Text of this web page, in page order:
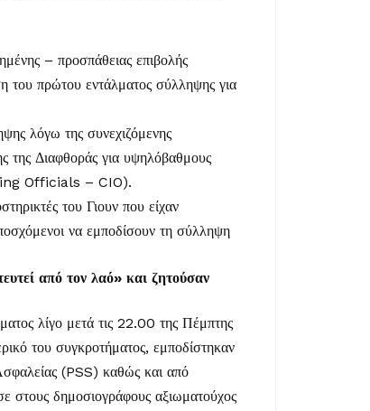
– προσπάθειας επιβολής
του πρώτου εντάλματος σύλληψης για
λόγω της συνεχιζόμενης
της Διαφθοράς για υψηλόβαθμους
Officials – CIO).
του Γιουν που είχαν
να εμποδίσουν τη σύλληψη
από τον λαό» και ζητούσαν
λίγο μετά τις 22.00 της Πέμπτης
του συγκροτήματος, εμποδίστηκαν
(PSS) καθώς και από
στους δημοσιογράφους αξιωματούχος